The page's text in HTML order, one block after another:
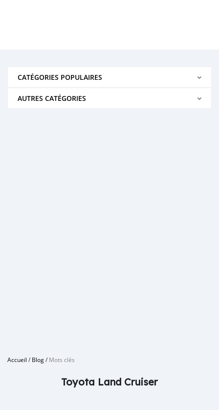
CATÉGORIES POPULAIRES
AUTRES CATÉGORIES
Accueil /Blog/Mots clés
Toyota Land Cruiser